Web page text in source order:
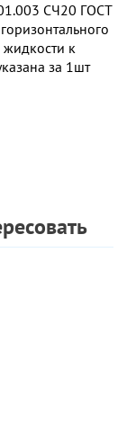
СЧ20 ГОСТ
к
за 1шт